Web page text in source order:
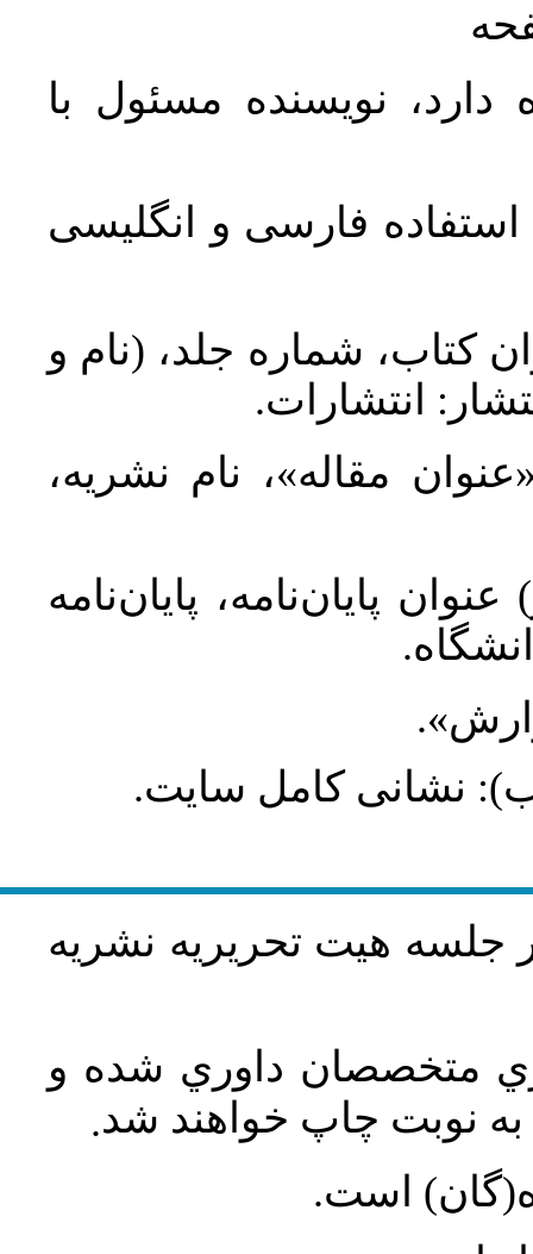
نویسنده مسئول با
استفاده فارسی و انگلیسی
کتاب، شماره جلد، (نام و
انتشارات.
مقاله»، نام نشریه،
پایان‌نامه، پایان‌نامه
نشانی کامل سایت.
جلسه هيت تحريريه نشريه
متخصصان داوري شده و
نوبت چاپ خواهند شد.
است.